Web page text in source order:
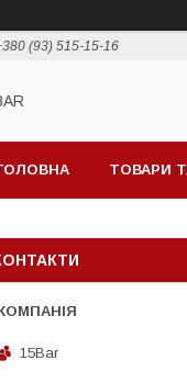
(93) 515-15-16
ТОВАРИ
15Bar